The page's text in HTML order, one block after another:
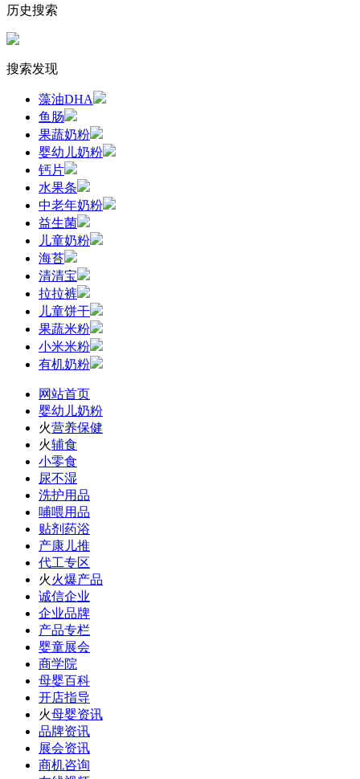
历史搜索
搜索发现
藻油DHA
鱼肠
果蔬奶粉
婴幼儿奶粉
钙片
水果条
中老年奶粉
益生菌
儿童奶粉
海苔
清清宝
拉拉裤
儿童饼干
果蔬米粉
小米米粉
有机奶粉
网站首页
婴幼儿奶粉
火营养保健
火辅食
小零食
尿不湿
洗护用品
哺喂用品
贴剂药浴
产康儿推
代工专区
火火爆产品
诚信企业
企业品牌
产品专栏
婴童展会
商学院
母婴百科
开店指导
火母婴资讯
品牌资讯
展会资讯
商机咨询